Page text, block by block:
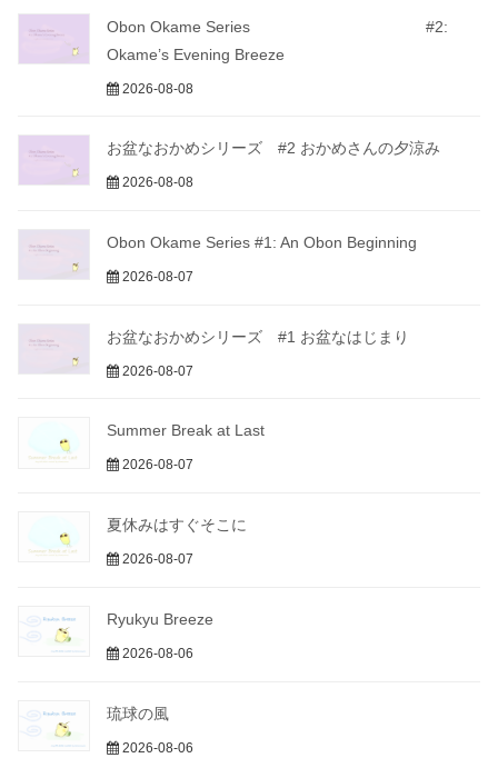
Obon Okame Series #2:
Okame’s Evening Breeze
2026-08-08
お盆なおかめシリーズ #2 おかめさんの夕涼み
2026-08-08
Obon Okame Series #1: An Obon Beginning
2026-08-07
お盆なおかめシリーズ #1 お盆なはじまり
2026-08-07
Summer Break at Last
2026-08-07
夏休みはすぐそこに
2026-08-07
Ryukyu Breeze
2026-08-06
琉球の風
2026-08-06